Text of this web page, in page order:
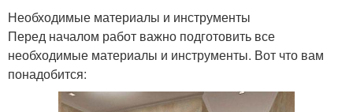
Необходимые материалы и инструменты
Перед началом работ важно подготовить все
необходимые материалы и инструменты. Вот что вам
понадобится: